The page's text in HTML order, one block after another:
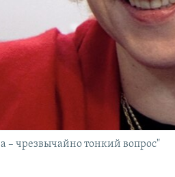
– чрезвычайно тонкий вопрос"